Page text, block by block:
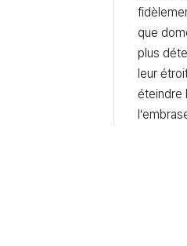
que
plus
leur
éteindre